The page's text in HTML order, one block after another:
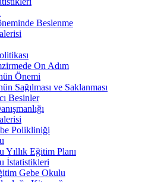
Beslenme
On Adım
Önemi
Sağılması ve Saklanması
Besinler
Polikliniği
Yıllık Eğitim Planı
İstatistikleri
Gebe Okulu